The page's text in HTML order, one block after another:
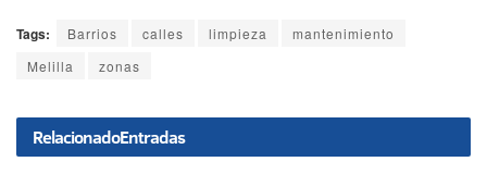
Tags: Barrios calles limpieza
mantenimiento
Melilla
zonas
RelacionadoEntradas